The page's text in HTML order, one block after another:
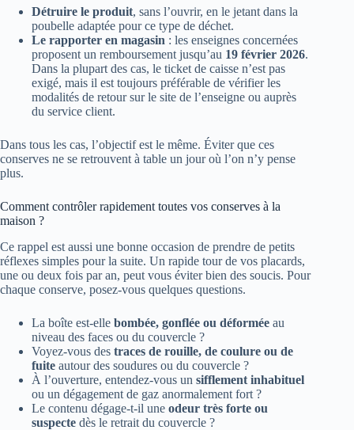
Détruire le produit, sans l’ouvrir, en le jetant dans la
poubelle adaptée pour ce type de déchet.
Le rapporter en magasin : les enseignes concernées
proposent un remboursement jusqu’au 19 février 2026.
Dans la plupart des cas, le ticket de caisse n’est pas
exigé, mais il est toujours préférable de vérifier les
modalités de retour sur le site de l’enseigne ou auprès
du service client.
Dans tous les cas, l’objectif est le même. Éviter que ces
conserves ne se retrouvent à table un jour où l’on n’y pense
plus.
Comment contrôler rapidement toutes vos conserves à la
maison ?
Ce rappel est aussi une bonne occasion de prendre de petits
réflexes simples pour la suite. Un rapide tour de vos placards,
une ou deux fois par an, peut vous éviter bien des soucis. Pour
chaque conserve, posez-vous quelques questions.
La boîte est-elle bombée, gonflée ou déformée au
niveau des faces ou du couvercle ?
Voyez-vous des traces de rouille, de coulure ou de
fuite autour des soudures ou du couvercle ?
À l’ouverture, entendez-vous un sifflement inhabituel
ou un dégagement de gaz anormalement fort ?
Le contenu dégage-t-il une odeur très forte ou
suspecte dès le retrait du couvercle ?